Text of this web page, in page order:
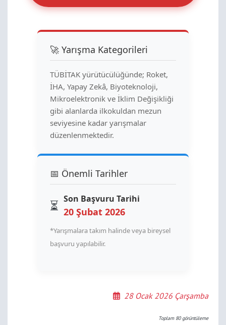
🚀 Yarışma Kategorileri
TÜBİTAK yürütücülüğünde; Roket,
İHA, Yapay Zekâ, Biyoteknoloji,
Mikroelektronik ve İklim Değişikliği
gibi alanlarda ilkokuldan mezun
seviyesine kadar yarışmalar
düzenlenmektedir.
📅 Önemli Tarihler
⏳ Son Başvuru Tarihi
20 Şubat 2026
*Yarışmalara takım halinde veya bireysel
başvuru yapılabilir.
28 Ocak 2026 Çarşamba
Toplam 80görüntüleme